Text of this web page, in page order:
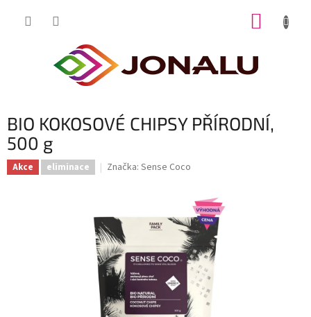
BIO KOKOSOVÉ CHIPSY PŘÍRODNÍ,
500 g
Akce eliminace Značka: Sense Coco